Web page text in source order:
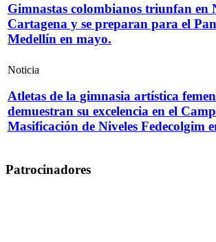
Gimnastas colombianos triunfan en
Cartagena y se preparan para el
Medellín en mayo.
Noticia
Atletas de la gimnasia artística
demuestran su excelencia en el
Masificación de Niveles Fedecolgim
Patrocinadores